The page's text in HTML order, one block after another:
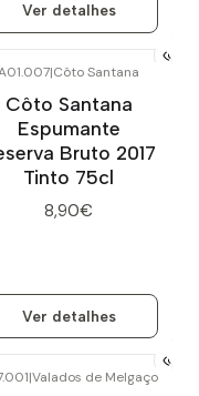
Ver detalhes
|Côto Santana
Côto Santana
Espumante
Bruto 2017
Tinto 75cl
8,90€
Ver detalhes
|Valados de Melgaço